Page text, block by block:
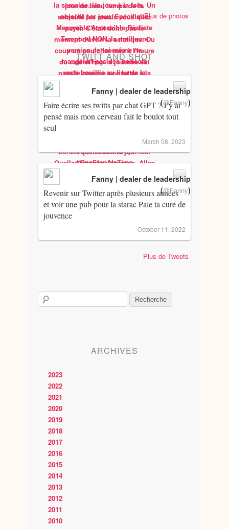
Plus de photos
TWITT AND SHOT
Faire écrire ses twitts par chat GPT ? J’y ai
pensé mais mon cerveau fait le boulot tout
seul
Fanny | dealer de leadership
(@Fanny)
March 08, 2023
Revenir sur Twitter après plusieurs années
et voir une pub pour la starac Paie ta cure de
jouvence
Fanny | dealer de leadership
(@Fanny)
October 11, 2022
Plus de Tweets
ARCHIVES
2023
2022
2021
2020
2019
2018
2017
2016
2015
2014
2013
2012
2011
2010